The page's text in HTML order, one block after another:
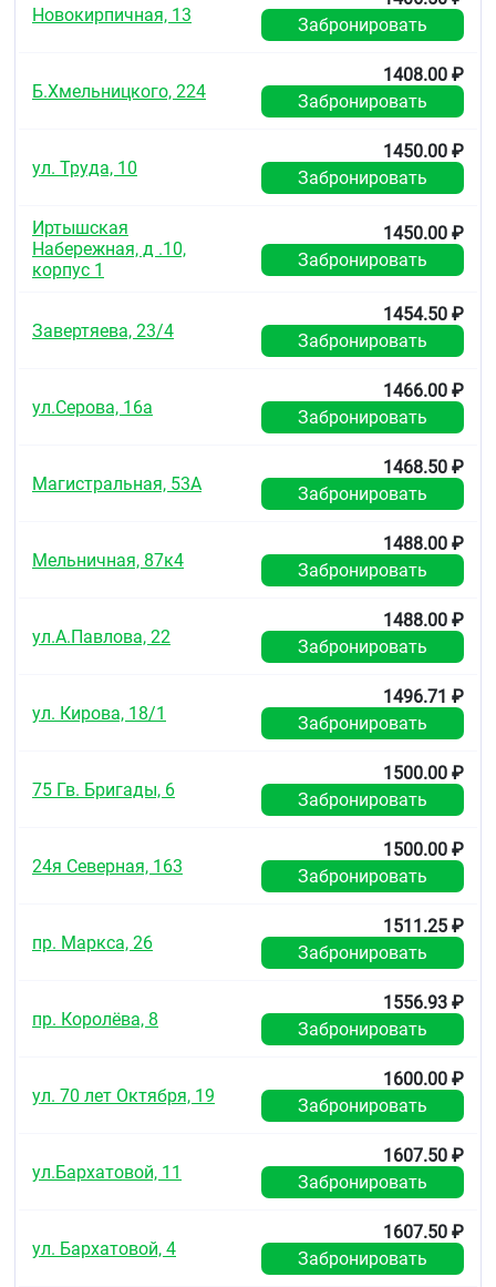
Новокирпичная, 13
Забронировать
Б.Хмельницкого, 224
1408.00 ₽
Забронировать
ул. Труда, 10
1450.00 ₽
Забронировать
Иртышская
Набережная, д .10,
корпус 1
1450.00 ₽
Забронировать
Завертяева, 23/4
1454.50 ₽
Забронировать
ул.Серова, 16а
1466.00 ₽
Забронировать
Магистральная, 53А
1468.50 ₽
Забронировать
Мельничная, 87к4
1488.00 ₽
Забронировать
ул.А.Павлова, 22
1488.00 ₽
Забронировать
ул. Кирова, 18/1
1496.71 ₽
Забронировать
75 Гв. Бригады, 6
1500.00 ₽
Забронировать
24я Северная, 163
1500.00 ₽
Забронировать
пр. Маркса, 26
1511.25 ₽
Забронировать
пр. Королёва, 8
1556.93 ₽
Забронировать
ул. 70 лет Октября, 19
1600.00 ₽
Забронировать
ул.Бархатовой, 11
1607.50 ₽
Забронировать
ул. Бархатовой, 4
1607.50 ₽
Забронировать